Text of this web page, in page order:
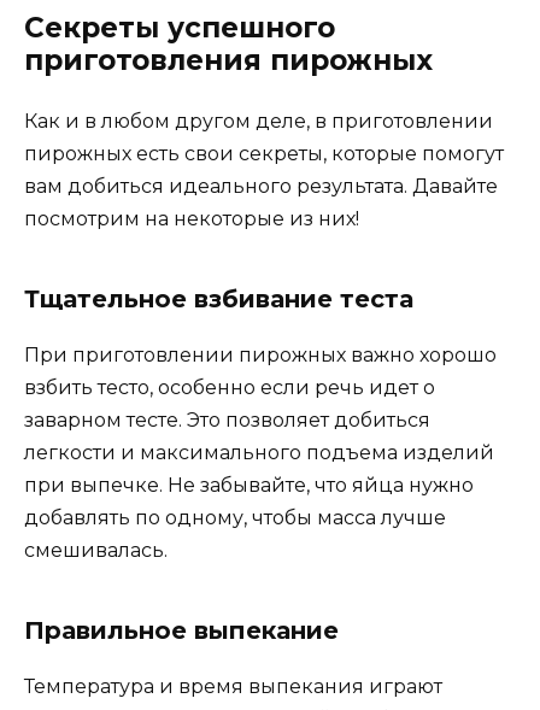
Секреты успешного
приготовления пирожных
Как и в любом другом деле, в приготовлении
пирожных есть свои секреты, которые помогут
вам добиться идеального результата. Давайте
посмотрим на некоторые из них!
Тщательное взбивание теста
При приготовлении пирожных важно хорошо
взбить тесто, особенно если речь идет о
заварном тесте. Это позволяет добиться
легкости и максимального подъема изделий
при выпечке. Не забывайте, что яйца нужно
добавлять по одному, чтобы масса лучше
смешивалась.
Правильное выпекание
Температура и время выпекания играют